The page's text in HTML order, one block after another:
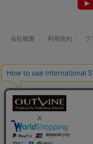
会社概要 利用規約 プ
© 2026 Watch LIFE NEWS